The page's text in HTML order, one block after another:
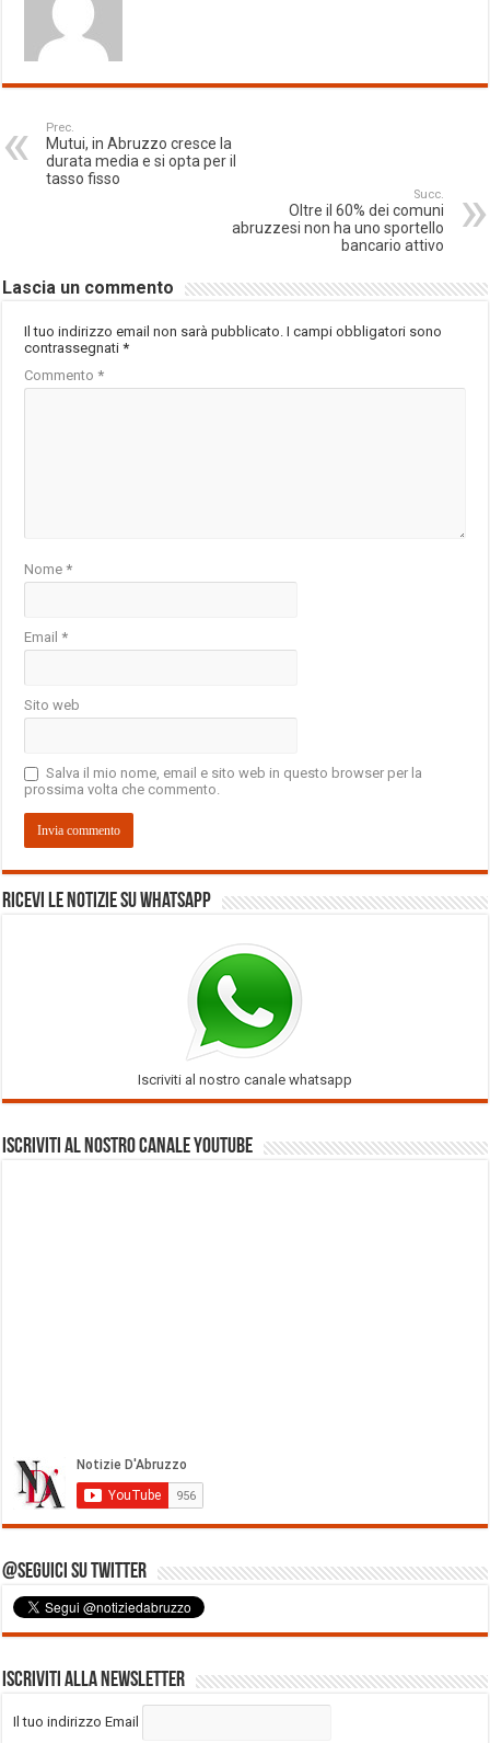
Prec.
Mutui, in Abruzzo cresce la
durata media e si opta per il
tasso fisso
Succ.
Oltre il 60% dei comuni
abruzzesi non ha uno sportello
bancario attivo
Lascia un commento
Il tuo indirizzo email non sarà pubblicato. I campi obbligatori sono
contrassegnati*
Commento*
Nome*
Email*
Sito web
Salva il mio nome, email e sito web in questo browser per la
prossima volta che commento.
Ricevi le notizie su Whatsapp
Iscriviti al nostro canale whatsapp
Iscriviti al nostro Canale Youtube
@Seguici su Twitter
Iscriviti alla Newsletter
Il tuo indirizzo Email